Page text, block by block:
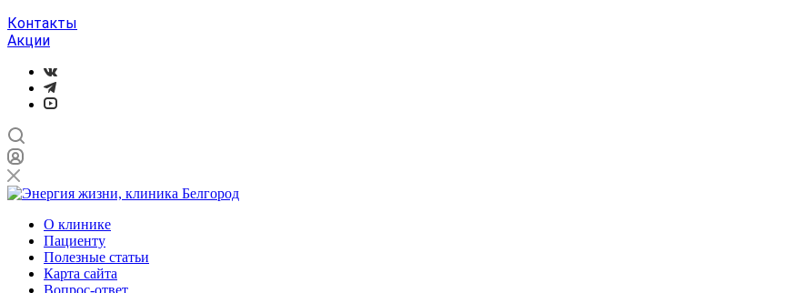
Контакты
Акции
О клинике
Пациенту
Полезные статьи
Карта сайта
Вопрос-ответ